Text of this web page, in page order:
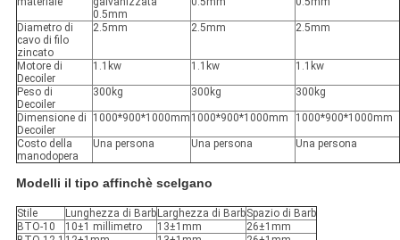
0.5mm
Diametro di
cavo di filo
zincato
2.5mm 2.5mm 2.5mm
Motore di
Decoiler
1.1kw 1.1kw 1.1kw
Peso di
Decoiler
300kg 300kg 300kg
Dimensione di
Decoiler
1000*900*1000mm 1000*900*1000mm 1000*900*1000mm
Costo della
manodopera
Una persona Una persona Una persona
Modelli il tipo affinchè scelgano
Stile Lunghezza di Barb Larghezza di BarbSpazio di Barb
BTO-10
10±1 millimetro 13±1mm
26±1mm